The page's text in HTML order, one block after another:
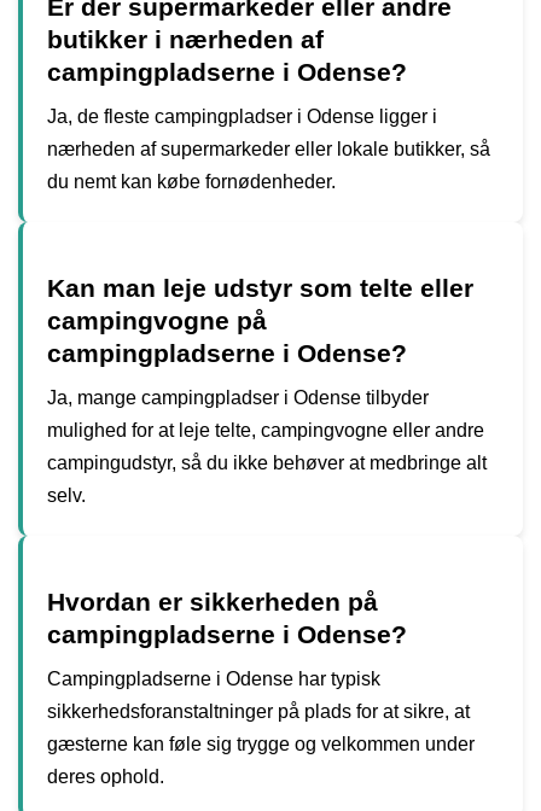
Er der supermarkeder eller andre
butikker i nærheden af
campingpladserne i Odense?
Ja, de fleste campingpladser i Odense ligger i
nærheden af supermarkeder eller lokale butikker, så
du nemt kan købe fornødenheder.
Kan man leje udstyr som telte eller
campingvogne på
campingpladserne i Odense?
Ja, mange campingpladser i Odense tilbyder
mulighed for at leje telte, campingvogne eller andre
campingudstyr, så du ikke behøver at medbringe alt
selv.
Hvordan er sikkerheden på
campingpladserne i Odense?
Campingpladserne i Odense har typisk
sikkerhedsforanstaltninger på plads for at sikre, at
gæsterne kan føle sig trygge og velkommen under
deres ophold.